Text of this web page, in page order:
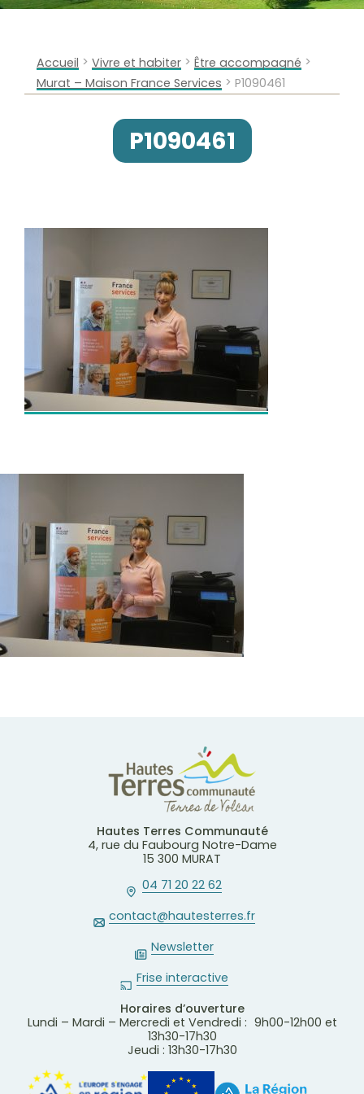
Accueil > Vivre et habiter > Être accompagné >
Murat – Maison France Services > P1090461
P1090461
Hautes Terres Communauté
4, rue du Faubourg Notre-Dame
15 300 MURAT
04 71 20 22 62
contact@hautesterres.fr
Newsletter
Frise interactive
Horaires d’ouverture
Lundi – Mardi – Mercredi et Vendredi : 9h00-12h00 et
13h30-17h30
Jeudi : 13h30-17h30